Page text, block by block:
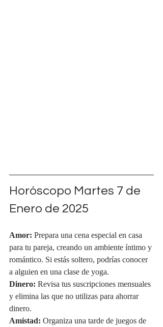
Horóscopo Martes 7 de
Enero de 2025
Amor: Prepara una cena especial en casa
para tu pareja, creando un ambiente íntimo y
romántico. Si estás soltero, podrías conocer
a alguien en una clase de yoga.
Dinero: Revisa tus suscripciones mensuales
y elimina las que no utilizas para ahorrar
dinero.
Amistad: Organiza una tarde de juegos de